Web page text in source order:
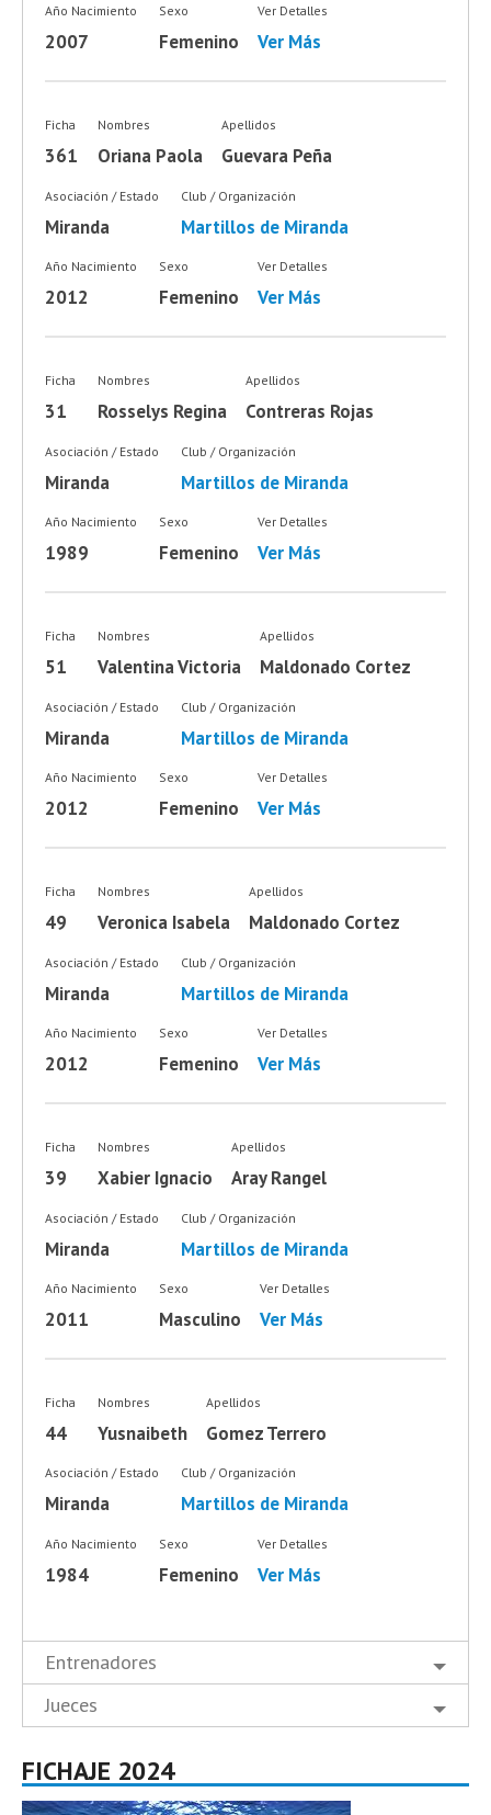
Año Nacimiento
2007
Sexo
Femenino
Ver Detalles
Ver Más
Ficha
361
Nombres
Oriana Paola
Apellidos
Guevara Peña
Asociación / Estado
Miranda
Club / Organización
Martillos de Miranda
Año Nacimiento
2012
Sexo
Femenino
Ver Detalles
Ver Más
Ficha
31
Nombres
Rosselys Regina
Apellidos
Contreras Rojas
Asociación / Estado
Miranda
Club / Organización
Martillos de Miranda
Año Nacimiento
1989
Sexo
Femenino
Ver Detalles
Ver Más
Ficha
51
Nombres
Valentina Victoria
Apellidos
Maldonado Cortez
Asociación / Estado
Miranda
Club / Organización
Martillos de Miranda
Año Nacimiento
2012
Sexo
Femenino
Ver Detalles
Ver Más
Ficha
49
Nombres
Veronica Isabela
Apellidos
Maldonado Cortez
Asociación / Estado
Miranda
Club / Organización
Martillos de Miranda
Año Nacimiento
2012
Sexo
Femenino
Ver Detalles
Ver Más
Ficha
39
Nombres
Xabier Ignacio
Apellidos
Aray Rangel
Asociación / Estado
Miranda
Club / Organización
Martillos de Miranda
Año Nacimiento
2011
Sexo
Masculino
Ver Detalles
Ver Más
Ficha
44
Nombres
Yusnaibeth
Apellidos
Gomez Terrero
Asociación / Estado
Miranda
Club / Organización
Martillos de Miranda
Año Nacimiento
1984
Sexo
Femenino
Ver Detalles
Ver Más
Entrenadores
Jueces
FICHAJE 2024